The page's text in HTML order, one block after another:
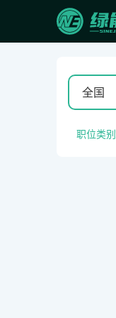
全国
职位类别